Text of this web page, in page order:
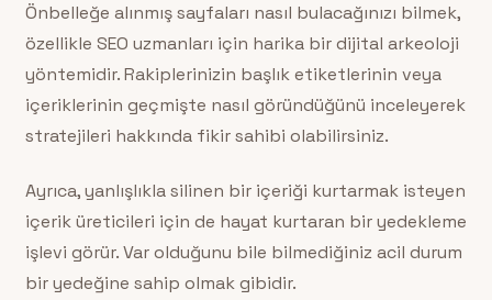
Önbelleğe alınmış sayfaları nasıl bulacağınızı bilmek,
özellikle SEO uzmanları için harika bir dijital arkeoloji
yöntemidir. Rakiplerinizin başlık etiketlerinin veya
içeriklerinin geçmişte nasıl göründüğünü inceleyerek
stratejileri hakkında fikir sahibi olabilirsiniz.
Ayrıca, yanlışlıkla silinen bir içeriği kurtarmak isteyen
içerik üreticileri için de hayat kurtaran bir yedekleme
işlevi görür. Var olduğunu bile bilmediğiniz acil durum
bir yedeğine sahip olmak gibidir.